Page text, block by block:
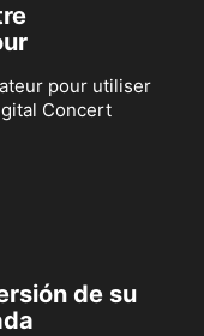
pour utiliser
Concert
de su